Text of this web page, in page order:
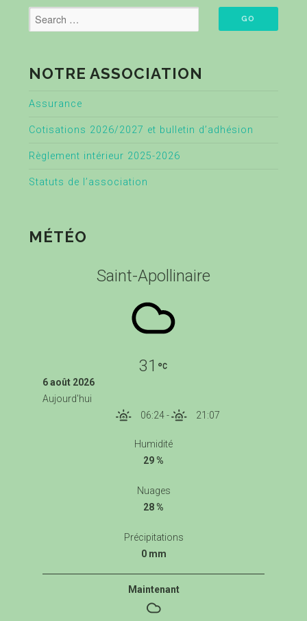
NOTRE ASSOCIATION
Assurance
Cotisations 2026/2027 et bulletin d’adhésion
Règlement intérieur 2025-2026
Statuts de l’association
MÉTÉO
Saint-Apollinaire
31
6 août 2026
Aujourd'hui
06:24- 21:07
Humidité
29 %
Nuages
28 %
Précipitations
0 mm
Maintenant